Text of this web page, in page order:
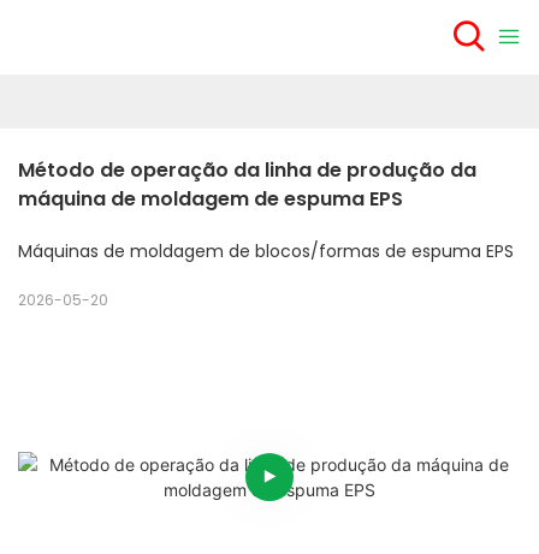
Método de operação da linha de produção da
máquina de moldagem de espuma EPS
Máquinas de moldagem de blocos/formas de espuma EPS
2026-05-20